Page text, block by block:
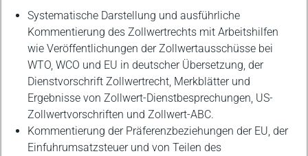
Systematische Darstellung und ausführliche
Kommentierung des Zollwertrechts mit Arbeitshilfen
wie Veröffentlichungen der Zollwertausschüsse bei
WTO, WCO und EU in deutscher Übersetzung, der
Dienstvorschrift Zollwertrecht, Merkblätter und
Ergebnisse von Zollwert-Dienstbesprechungen, US-
Zollwertvorschriften und Zollwert-ABC.
Kommentierung der Präferenzbeziehungen der EU, der
Einfuhrumsatzsteuer und von Teilen des